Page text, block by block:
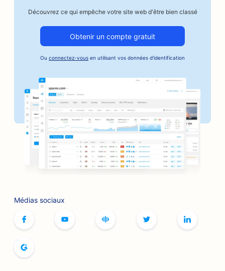
SEO pour les ateliers de réparation automobile
SEO pour les entreprises du secteur automobile
SEO pour les boulangeries
SEO pour les banques
SEO pour les salons de coiffure
SEO pour les cafés de jeux de société
Référencement pour les services de Botox et de
Découvrez ce qui empêche votre site web d'être bien classé
Obtenir un compte gratuit
Ou connectez-vous en utilisant vos données d'identification
Médias sociaux